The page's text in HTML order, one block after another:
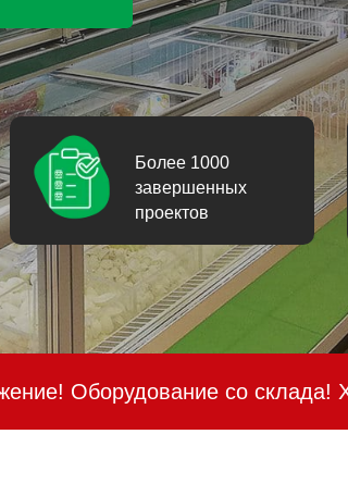
Более 1000
завершенных
проектов
со склада! Хорошие